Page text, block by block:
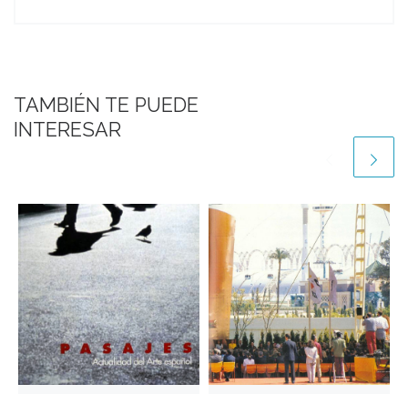
TAMBIÉN TE PUEDE
INTERESAR